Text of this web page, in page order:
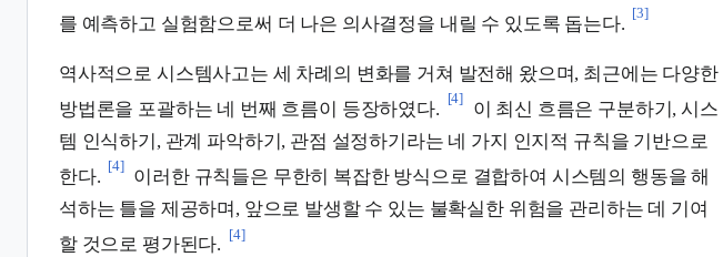
를 예측하고 실험함으로써 더 나은 의사결정을 내릴 수 있도록 돕는다.
[3]
역사적으로 시스템사고는 세 차례의 변화를 거쳐 발전해 왔으며, 최근에는 다양한
방법론을 포괄하는 네 번째 흐름이 등장하였다.
[4]
이 최신 흐름은 구분하기, 시스
템 인식하기, 관계 파악하기, 관점 설정하기라는 네 가지 인지적 규칙을 기반으로
한다.
[4]
이러한 규칙들은 무한히 복잡한 방식으로 결합하여 시스템의 행동을 해
석하는 틀을 제공하며, 앞으로 발생할 수 있는 불확실한 위험을 관리하는 데 기여
할 것으로 평가된다.
[4]